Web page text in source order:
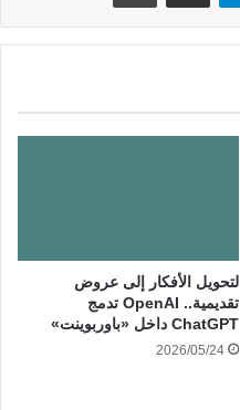
لتحويل الأفكار إلى عروض
تقديمية.. OpenAI تدمج
ChatGPT داخل «باوربوينت»
2026/05/24